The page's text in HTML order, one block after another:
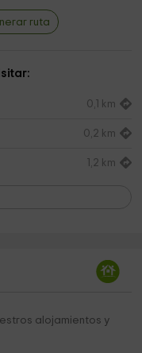
ruta
0,1 km
0,2 km
1,2 km
2,2 km
alojamientos y